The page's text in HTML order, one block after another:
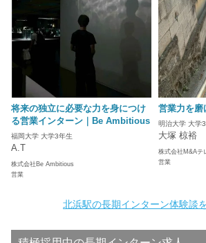
将来の独立に必要な力を身につけ
る営業インターン｜Be Ambitious
福岡大学 大学3年生
A.T
株式会社Be Ambitious
営業
営業力を磨
明治大学 大学
大塚 椋裕
株式会社M&Aテ
営業
北浜駅の長期インターン体験談